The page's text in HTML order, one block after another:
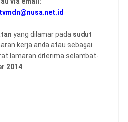
yang dilamar pada sudut
kerja anda atau sebagai
lamaran diterima selambat-
2014